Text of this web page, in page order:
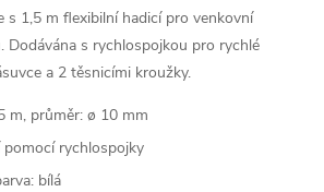
s 1,5 m flexibilní hadicí pro venkovní
Dodávána s rychlospojkou pro rychlé
a 2 těsnicími kroužky.
m, průměr: ø 10 mm
pomocí rychlospojky
bílá